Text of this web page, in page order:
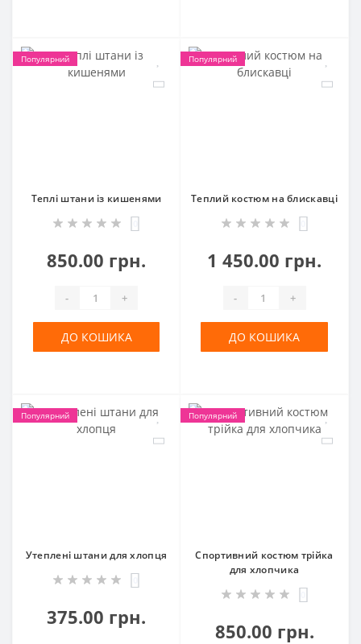
Популярний
Теплі штани із кишенями
850.00 грн.
- +
ДО КОШИКА
Популярний
Теплий костюм на блискавці
1 450.00 грн.
- +
ДО КОШИКА
Популярний
Утеплені штани для хлопця
375.00 грн.
Популярний
Спортивний костюм трійка
для хлопчика
850.00 грн.